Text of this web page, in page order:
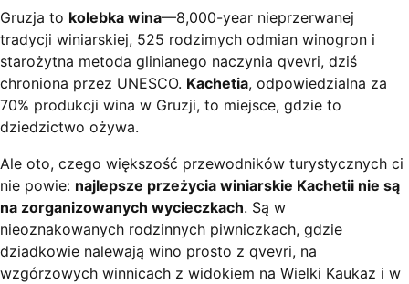
Gruzja to kolebka wina—8,000-year nieprzerwanej
tradycji winiarskiej, 525 rodzimych odmian winogron i
starożytna metoda glinianego naczynia qvevri, dziś
chroniona przez UNESCO. Kachetia, odpowiedzialna za
70% produkcji wina w Gruzji, to miejsce, gdzie to
dziedzictwo ożywa.
Ale oto, czego większość przewodników turystycznych ci
nie powie: najlepsze przeżycia winiarskie Kachetii nie są
na zorganizowanych wycieczkach. Są w
nieoznakowanych rodzinnych piwniczkach, gdzie
dziadkowie nalewają wino prosto z qvevri, na
wzgórzowych winnicach z widokiem na Wielki Kaukaz i w